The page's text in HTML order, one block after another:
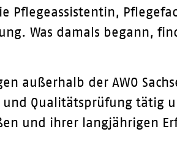
Pflegeassistentin,
Was damals begann,
außerhalb der AWO
und Qualitätsprüfung tätig
und ihrer langjährigen